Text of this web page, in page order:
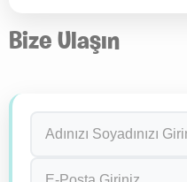
Bize Ulaşın